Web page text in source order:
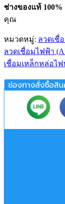
ช่างของแท้ 100%
คุณ
หมวดหมู่: ลวดเชื่
ลวดเชื่อมไฟฟ้า
เชื่อมเหล็กหล่อไฟ
ช่องทางสั่งซื้อสิน